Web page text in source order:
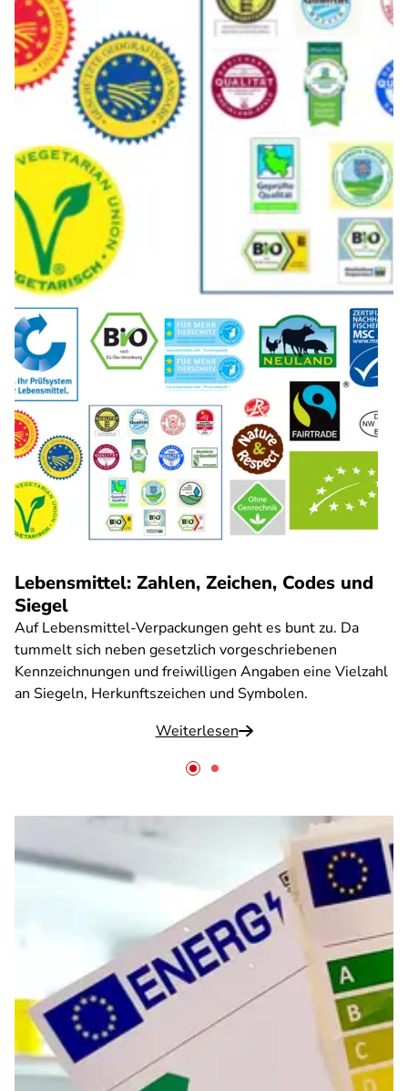
Lebensmittel: Zahlen, Zeichen, Codes und
Siegel
Auf Lebensmittel-Verpackungen geht es bunt zu. Da
tummelt sich neben gesetzlich vorgeschriebenen
Kennzeichnungen und freiwilligen Angaben eine Vielzahl
an Siegeln, Herkunftszeichen und Symbolen.
Weiterlesen